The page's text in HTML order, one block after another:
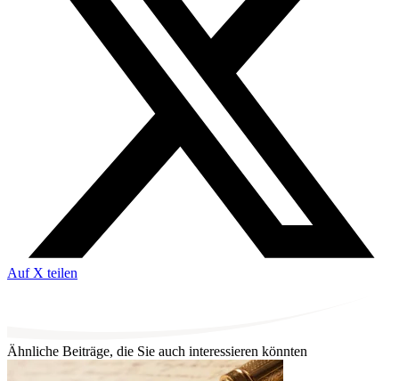
Auf X teilen
Ähnliche Beiträge, die Sie auch interessieren könnten